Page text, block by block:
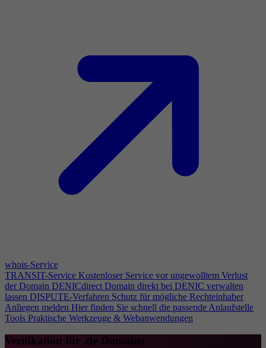
whois-Service
TRANSIT-Service Kostenloser Service vor ungewolltem Verlust
der Domain DENICdirect Domain direkt bei DENIC verwalten
lassen DISPUTE-Verfahren Schutz für mögliche Rechteinhaber
Anliegen melden Hier finden Sie schnell die passende Anlaufstelle
Tools Praktische Werkzeuge & Webanwendungen
Verifikation für .de-Domains